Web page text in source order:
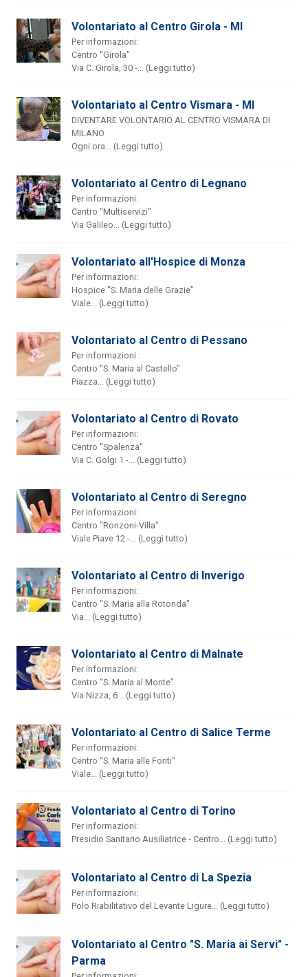
Volontariato al Centro Girola - MI
Per informazioni:
Centro "Girola"
Via C. Girola, 30 -... (Leggi tutto)
Volontariato al Centro Vismara - MI
DIVENTARE VOLONTARIO AL CENTRO VISMARA DI
MILANO
Ogni ora... (Leggi tutto)
Volontariato al Centro di Legnano
Per informazioni:
Centro "Multiservizi"
Via Galileo... (Leggi tutto)
Volontariato all'Hospice di Monza
Per informazioni:
Hospice "S. Maria delle Grazie"
Viale... (Leggi tutto)
Volontariato al Centro di Pessano
Per informazioni :
Centro "S. Maria al Castello"
Piazza... (Leggi tutto)
Volontariato al Centro di Rovato
Per informazioni:
Centro "Spalenza"
Via C. Golgi 1 -... (Leggi tutto)
Volontariato al Centro di Seregno
Per informazioni:
Centro "Ronzoni-Villa"
Viale Piave 12 -... (Leggi tutto)
Volontariato al Centro di Inverigo
Per informazioni:
Centro "S. Maria alla Rotonda"
Via... (Leggi tutto)
Volontariato al Centro di Malnate
Per informazioni:
Centro "S. Maria al Monte"
Via Nizza, 6... (Leggi tutto)
Volontariato al Centro di Salice Terme
Per informazioni:
Centro "S. Maria alle Fonti"
Viale... (Leggi tutto)
Volontariato al Centro di Torino
Per informazioni:
Presidio Sanitario Ausiliatrice - Centro... (Leggi tutto)
Volontariato al Centro di La Spezia
Per informazioni:
Polo Riabilitativo del Levante Ligure... (Leggi tutto)
Volontariato al Centro "S. Maria ai Servi" -
Parma